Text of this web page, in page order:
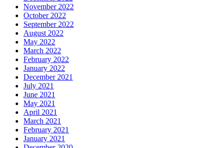
November 2022
October 2022
September 2022
August 2022
May 2022
March 2022
February 2022
January 2022
December 2021
July 2021
June 2021
May 2021
April 2021
March 2021
February 2021
January 2021